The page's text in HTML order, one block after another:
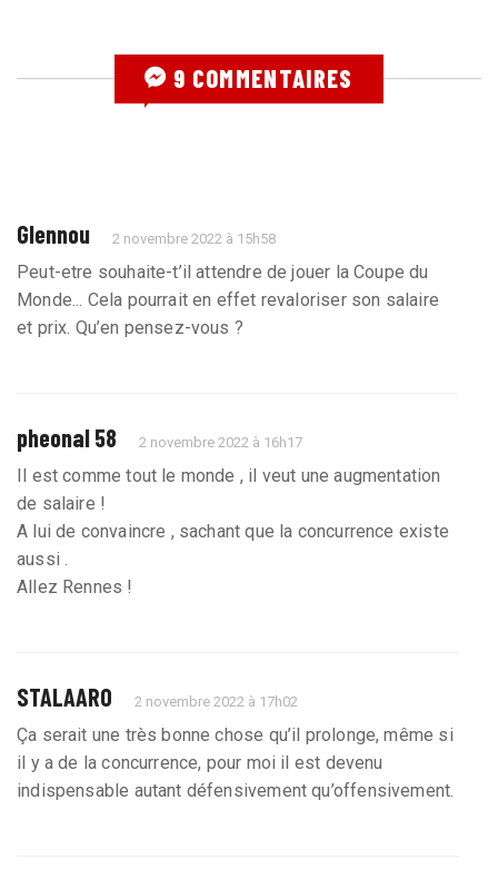
9 COMMENTAIRES
Glennou 2 novembre 2022 à 15h58
Peut-etre souhaite-t’il attendre de jouer la Coupe du
Monde... Cela pourrait en effet revaloriser son salaire
et prix. Qu’en pensez-vous ?
pheonal 58 2 novembre 2022 à 16h17
Il est comme tout le monde , il veut une augmentation
de salaire !
A lui de convaincre , sachant que la concurrence existe
aussi .
Allez Rennes !
STALAARO 2 novembre 2022 à 17h02
Ça serait une très bonne chose qu’il prolonge, même si
il y a de la concurrence, pour moi il est devenu
indispensable autant défensivement qu’offensivement.